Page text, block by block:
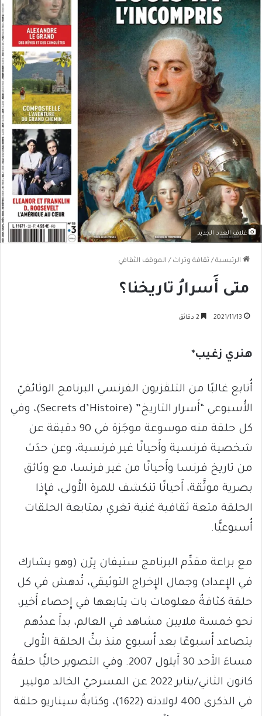
غلاف العدد الجديد
الرئيسية / ثقافة وتراث / الموقف الثقافي
متى أَسرارُ تاريخنا؟
2021/11/13
هنري زغيب*
أُتابع غالبًا من التلڤزيون الفرنسي البرنامج الوثائقيّ
الأُسبوعي “أَسرار التاريخ” (Secrets d’Histoire)، وفي
كل حلقة منه موسوعة موجَزة في 90 دقيقة عن
شخصية فرنسية وأَحيانًا غير فرنسية، وعن حدَث
من تاريخ فرنسا وأَحيانًا من غير فرنسا، مع وثائق
بصرية موثَّقة، أَحيانًا تنكشف للمرة الأُولى، فإِذا
الحلقة متعة ثقافية غنية تغري بمتابعة الحلقات
أُسبوعيًّا.
مع براعة مقدِّم البرنامج ستيفان بِرْن (وهو يشارك
في الإِعداد) وجمال الإِخراج التوثيقي، تُدهش في كل
حلقة كثافةُ معلومات بات يتابعها في إِحصاء أَخير،
نحو خمسة ملايين مشاهد في العالم، بدأَ عددُهم
يتصاعد أُسبوعًا بعد أُسبوع منذ بثِّ الحلقة الأُولى
مساءَ الأَحد 30 أَيلول 2007. وفي التصوير حاليًّا حلقةُ
كانون الثاني/يناير 2022 عن المسرحيّ الخالد موليير
في الذكرى 400 لولادته (1622)، وكتابةُ سيناريو حلقة